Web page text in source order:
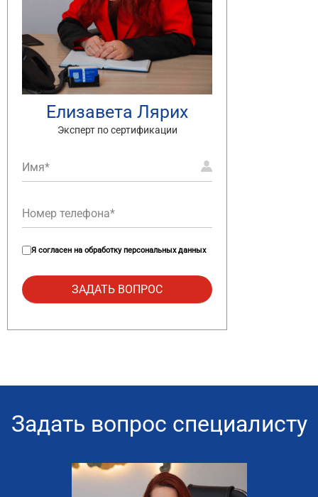
Елизавета Лярих
Эксперт по сертификации
Я согласен на обработку персональных данных
Задать вопрос специалисту